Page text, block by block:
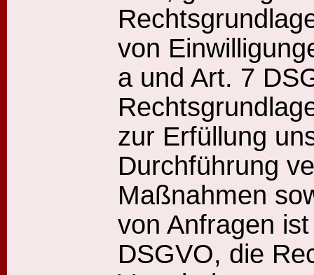
von
a und Art. 7
zur Erfüllung
Durchführung
Maßnahmen
von Anfragen
DSGVO, die